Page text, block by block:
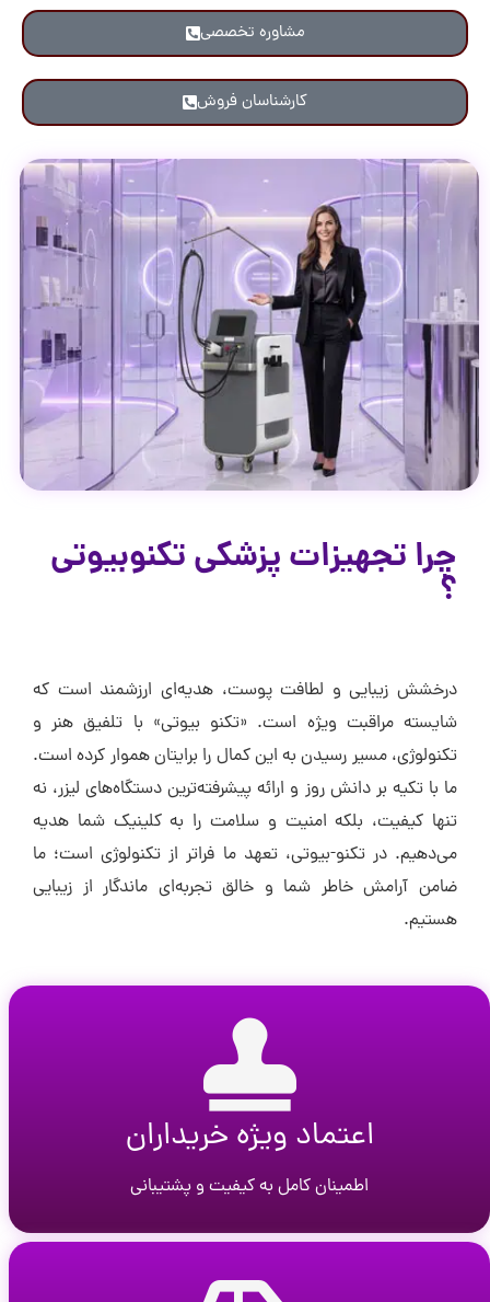
مشاوره تخصصی
کارشناسان فروش
چرا تجهیزات پزشکی تکنوبیوتی
؟
درخشش زیبایی و لطافت پوست، هدیه‌ای ارزشمند است که
شایسته مراقبت ویژه‌ است. «تکنو بیوتی» با تلفیق هنر و
تکنولوژی، مسیر رسیدن به این کمال را برایتان هموار کرده است.
ما با تکیه بر دانش روز و ارائه پیشرفته‌ترین دستگاه‌های لیزر، نه
تنها کیفیت، بلکه امنیت و سلامت را به کلینیک شما هدیه
می‌دهیم. در تکنو-بیوتی، تعهد ما فراتر از تکنولوژی است؛ ما
ضامن آرامش خاطر شما و خالق تجربه‌ای ماندگار از زیبایی
هستیم.
اعتماد ویژه خریداران
اطمینان کامل به کیفیت و پشتیبانی